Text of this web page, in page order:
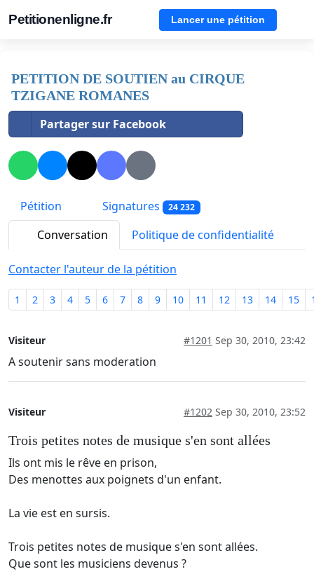
Petitionenligne.fr Lancer une pétition
PETITION DE SOUTIEN au CIRQUE
TZIGANE ROMANES
Partager sur Facebook
Pétition Signatures 24 232
Conversation Politique de confidentialité
Contacter l'auteur de la pétition
1 2 3 4 5 6 7 8 9 10 11 12 13 14 15
Visiteur #1201 Sep 30, 2010, 23:42
A soutenir sans moderation
Visiteur #1202 Sep 30, 2010, 23:52
Trois petites notes de musique s'en sont allées
Ils ont mis le rêve en prison,
Des menottes aux poignets d'un enfant.
La vie est en sursis.
Trois petites notes de musique s'en sont allées.
Que sont les musiciens devenus ?